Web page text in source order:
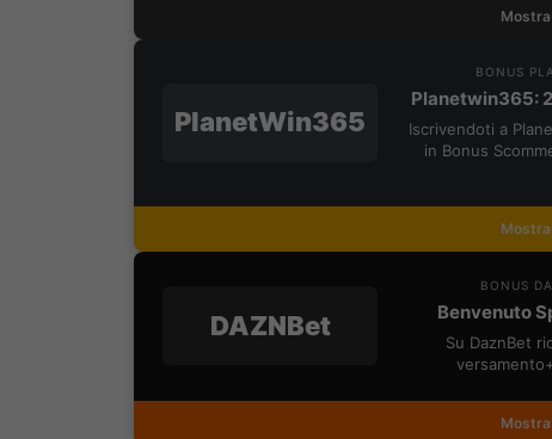
PlanetWin365
BONUS
Planetwin365:
Iscrivendoti a
in Bonus
DAZNBet
BONUS
Benvenuto
Su DaznBet